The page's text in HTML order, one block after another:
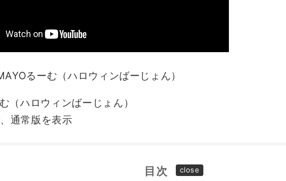
るーむ（ハロウィンばーじょん）
（ハロウィンばーじょん）
通常版を表示
目次